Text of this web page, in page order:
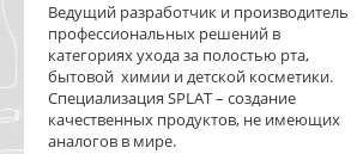
Ведущий разработчик и производитель
профессиональных решений в
категориях ухода за полостью рта,
бытовой химии и детской косметики.
Специализация SPLAT – создание
качественных продуктов, не имеющих
аналогов в мире.